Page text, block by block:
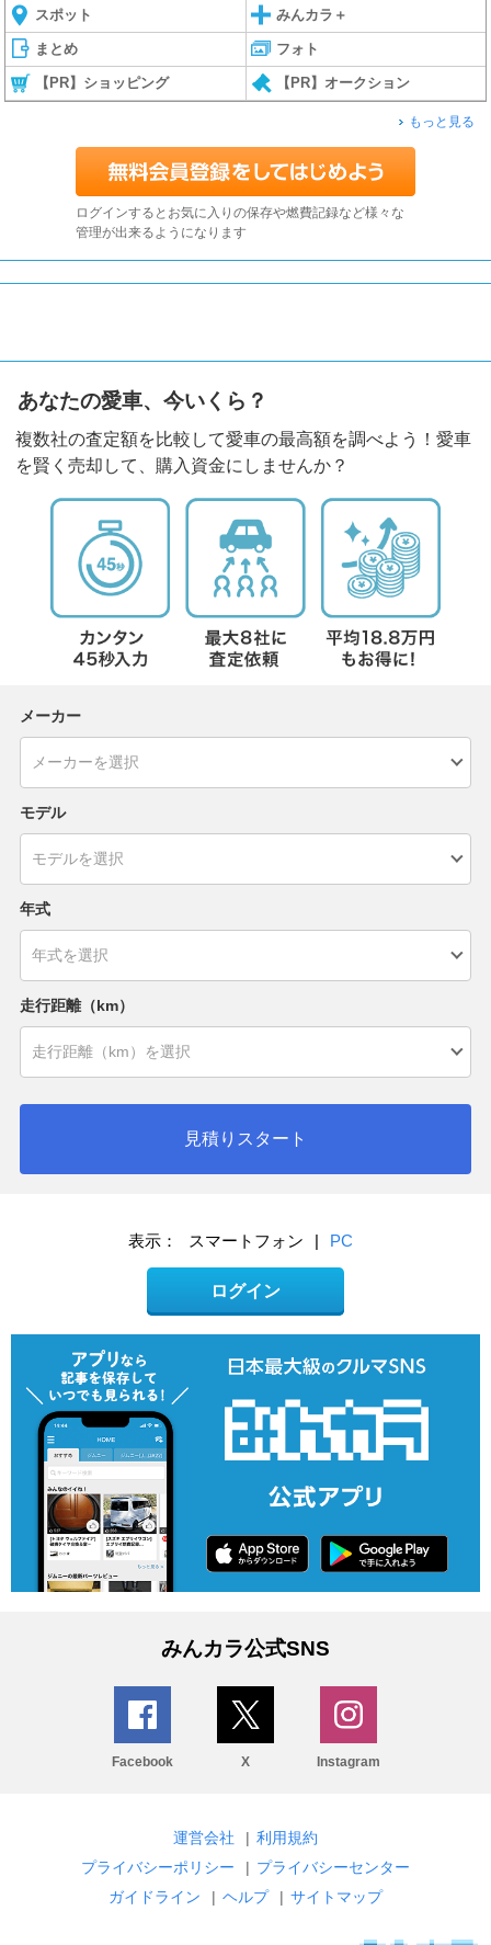
スポット みんカラ＋
まとめ フォト
【PR】ショッピング 【PR】オークション
もっと見る
ログインするとお気に入りの保存や燃費記録など様々な
管理が出来るようになります
あなたの愛車、今いくら？
複数社の査定額を比較して愛車の最高額を調べよう！愛車
を賢く売却して、購入資金にしませんか？
メーカー
モデル
年式
走行距離（km）
見積りスタート
表示： スマートフォン | PC
ログイン
みんカラ公式SNS
Facebook X Instagram
運営会社 | 利用規約
プライバシーポリシー
| プライバシーセンター
ガイドライン
| ヘルプ | サイトマップ